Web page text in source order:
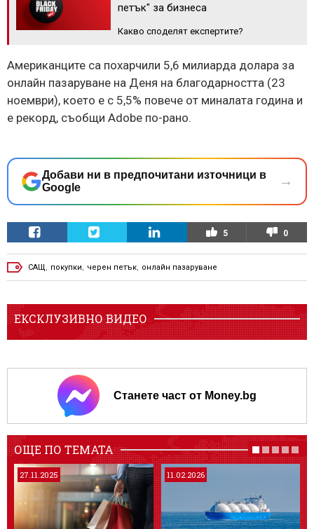
петък" за бизнеса
Какво споделят експертите?
Американците са похарчили 5,6 милиарда долара за
онлайн пазаруване на Деня на благодарността (23
ноември), което е с 5,5% повече от миналата година и
е рекорд, съобщи Adobe по-рано.
Добави ни в предпочитани източници в
Google
→
5 0
САЩ покупки черен петък онлайн пазаруване
ЕКСКЛУЗИВНО ВИДЕО
Станете част от Money.bg
ОЩЕ ПО ТЕМАТА
27.11.2025 11.02.2026